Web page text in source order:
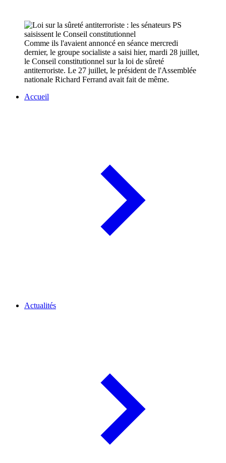
Comme ils l'avaient annoncé en séance mercredi
dernier, le groupe socialiste a saisi hier, mardi 28 juillet,
le Conseil constitutionnel sur la loi de sûreté
antiterroriste. Le 27 juillet, le président de l'Assemblée
nationale Richard Ferrand avait fait de même.
Accueil
Actualités